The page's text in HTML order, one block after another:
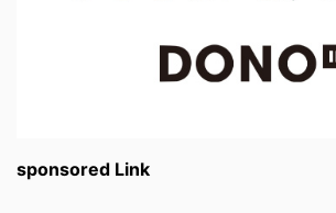
sponsored Link